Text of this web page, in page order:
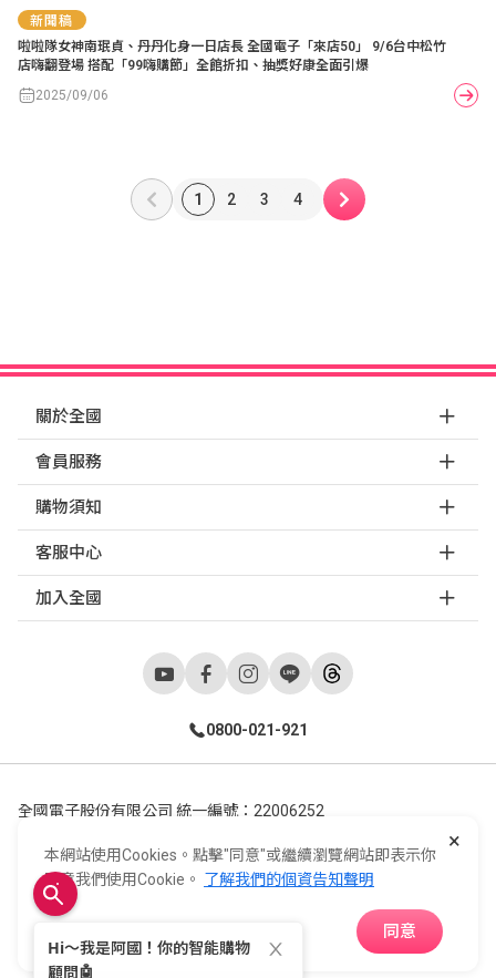
新聞稿
啦啦隊女神南珉貞、丹丹化身一日店長 全國電子「來店50」 9/6台中松竹
店嗨翻登場 搭配「99嗨購節」全館折扣、抽獎好康全面引爆
2025/09/06
1 2 3 4
關於全國
會員服務
購物須知
客服中心
加入全國
0800-021-921
全國電子股份有限公司 統一編號：22006252
Copyright ©2026© E-Life Co., Ltd. All Rights Reserved.
×
本網站使用Cookies。點擊"同意"或繼續瀏覽網站即表示你
同意我們使用Cookie。 了解我們的個資告知聲明
同意